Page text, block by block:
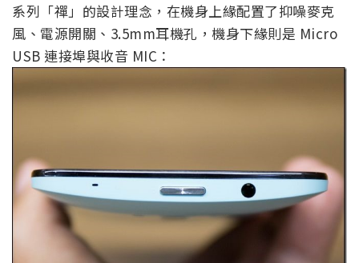
系列「禪」的設計理念，在機身上緣配置了抑噪麥克
風、電源開關、3.5mm耳機孔，機身下緣則是 Micro
USB 連接埠與收音 MIC：